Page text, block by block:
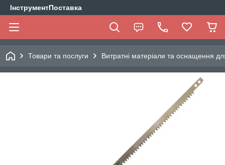
ІнструментПоставка
Товари та послуги Витратні матеріали та оснащення